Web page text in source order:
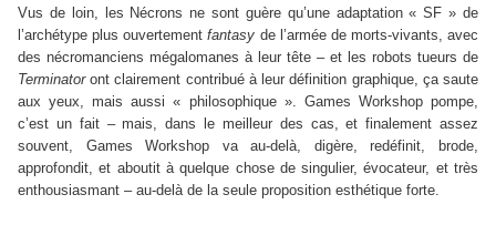
Vus de loin, les Nécrons ne sont guère qu’une adaptation « SF » de
l’archétype plus ouvertementfantasy de l’armée de morts-vivants, avec
des nécromanciens mégalomanes à leur tête – et les robots tueurs de
Terminatoront clairement contribué à leur définition graphique, ça saute
aux yeux, mais aussi « philosophique ». Games Workshop pompe,
c’est un fait – mais, dans le meilleur des cas, et finalement assez
souvent, Games Workshop va au-delà, digère, redéfinit, brode,
approfondit, et aboutit à quelque chose de singulier, évocateur, et très
enthousiasmant – au-delà de la seule proposition esthétique forte.